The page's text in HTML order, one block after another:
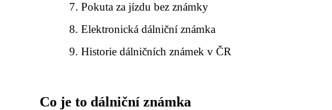
Pokuta za jízdu bez známky
Elektronická dálniční známka
Historie dálničních známek v ČR
Co je to dálniční známka